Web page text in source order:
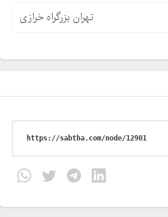
تهران بزرگراه خرازی